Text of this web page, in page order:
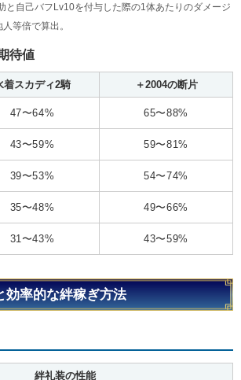
自己バフLv10を付与した際の1体あたりのダメージ
等倍で算出。
待値
着スカディ2騎 ＋2004の断片
47〜64% 65〜88%
43〜59% 59〜81%
39〜53% 54〜74%
35〜48% 49〜66%
31〜43% 43〜59%
効率的な絆稼ぎ方法
絆礼装の性能